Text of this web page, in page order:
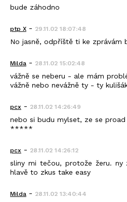
bude záhodno
ptp X - 29.11.02 18:07:48
No jasně, odpříště ti ke zprávám
Milda - 28.11.02 15:02:48
vážně se neberu - ale mám
vážně nebo nevážně ty - ty
pcx - 28.11.02 14:26:49
nebo si budu mylset, ze se
*****
pcx - 28.11.02 14:26:12
sliny mi tečou, protože žeru. ny
hlavě to zkus take easy
Milda - 28.11.02 13:40:44